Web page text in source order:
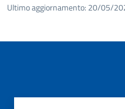
Ultimo aggiornamento: 20/05/